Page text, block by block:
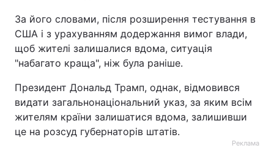
За його словами, після розширення тестування в
США і з урахуванням додержання вимог влади,
щоб жителі залишалися вдома, ситуація
"набагато краща", ніж була раніше.
Президент Дональд Трамп, однак, відмовився
видати загальнонаціональний указ, за яким всім
жителям країни залишатися вдома, залишивши
це на розсуд губернаторів штатів.
Реклама